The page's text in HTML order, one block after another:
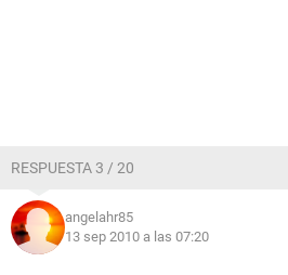
RESPUESTA 3 / 20
angelahr85
13 sep 2010 a las 07:20